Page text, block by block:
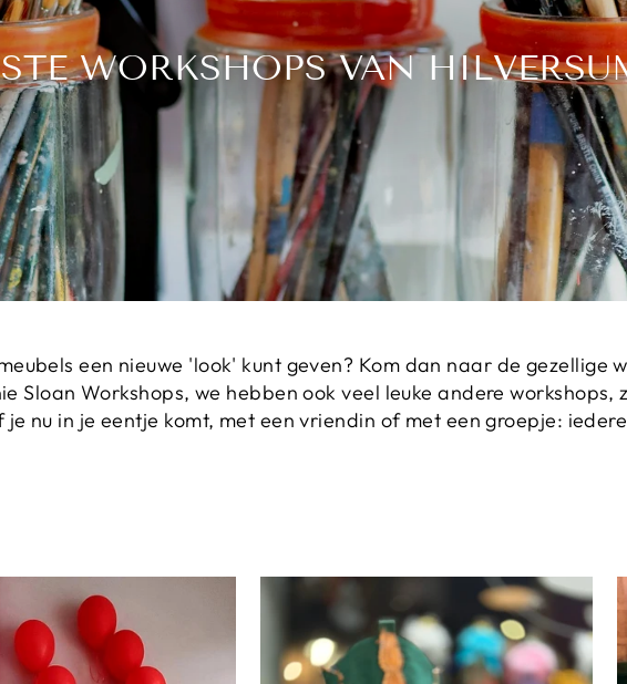
WORKSHOPS VAN
een nieuwe 'look' kunt geven? Kom dan naar de gezellige
Workshops, we hebben ook veel leuke andere workshops,
nu in je eentje komt, met een vriendin of met een groepje: